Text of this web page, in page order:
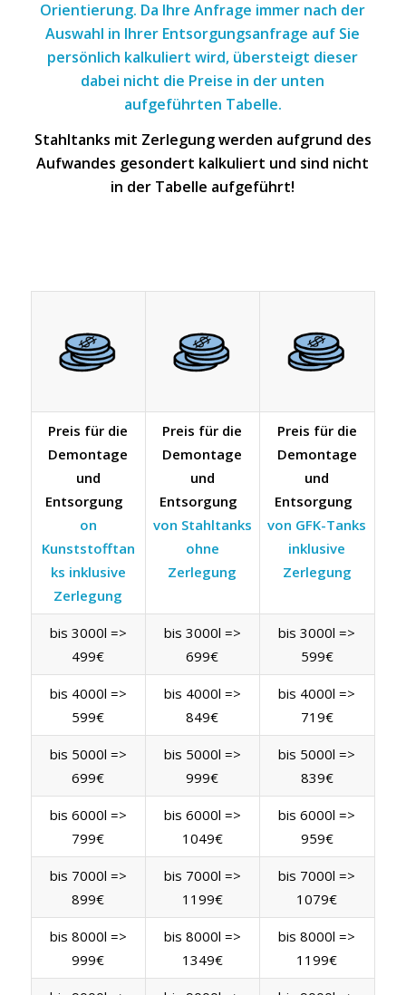
Orientierung. Da Ihre Anfrage immer nach der
Auswahl in Ihrer Entsorgungsanfrage auf Sie
persönlich kalkuliert wird, übersteigt dieser
dabei nicht die Preise in der unten
aufgeführten Tabelle.
Stahltanks mit Zerlegung werden aufgrund des
Aufwandes gesondert kalkuliert und sind nicht
in der Tabelle aufgeführt!
Preis für die
Demontage
und
Entsorgung
on
Kunststofftan
ks inklusive
Zerlegung
Preis für die
Demontage
und
Entsorgung
von Stahltanks
ohne
Zerlegung
Preis für die
Demontage
und
Entsorgung
von GFK-Tanks
inklusive
Zerlegung
bis 3000l =>
499€
bis 3000l =>
699€
bis 3000l =>
599€
bis 4000l =>
599€
bis 4000l =>
849€
bis 4000l =>
719€
bis 5000l =>
699€
bis 5000l =>
999€
bis 5000l =>
839€
bis 6000l =>
799€
bis 6000l =>
1049€
bis 6000l =>
959€
bis 7000l =>
899€
bis 7000l =>
1199€
bis 7000l =>
1079€
bis 8000l =>
999€
bis 8000l =>
1349€
bis 8000l =>
1199€